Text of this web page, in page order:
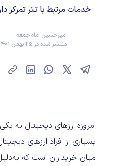
خدمات مرتبط با تتر تمرکز
امیرحسین امام‌جمعه
منتشر شده در 25 بهمن 1401 | 19:00
امروزه ارزهای دیجیتال به
بسیاری از افراد ارزهای
میان خریداران است که